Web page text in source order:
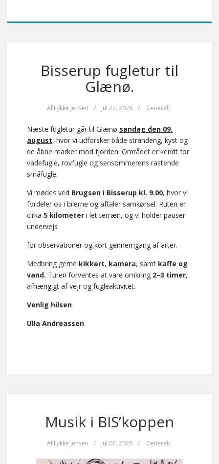
Bisserup fugletur til
Glænø.
Af Lykke Jensen / jul 22, 2026 / Generelt
Næste fugletur går til Glænø søndag den 09.
august, hvor vi udforsker både strandeng, kyst og
de åbne marker mod fjorden. Området er kendt for
vadefugle, rovfugle og sensommerens rastende
småfugle.
Vi mødes ved Brugsen i Bisserup kl. 9.00, hvor vi
fordeler os i bilerne og aftaler samkørsel. Ruten er
cirka 5 kilometer i let terræn, og vi holder pauser
undervejs
for observationer og kort gennemgang af arter.
Medbring gerne kikkert, kamera, samt kaffe og
vand. Turen forventes at vare omkring 2–3 timer,
afhængigt af vejr og fugleaktivitet.
Venlig hilsen
Ulla Andreassen
Musik i BIS’koppen
Af Lykke Jensen / jul 07, 2026 / Generelt